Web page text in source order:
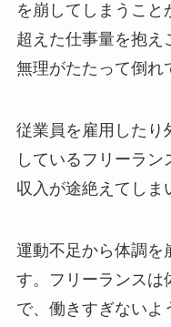
を崩してしまうこと
超えた仕事量を抱え
無理がたたって倒れ
従業員を雇用したり
しているフリーラン
収入が途絶えてしま
運動不足から体調を
す。フリーランスは
で、働きすぎないよ